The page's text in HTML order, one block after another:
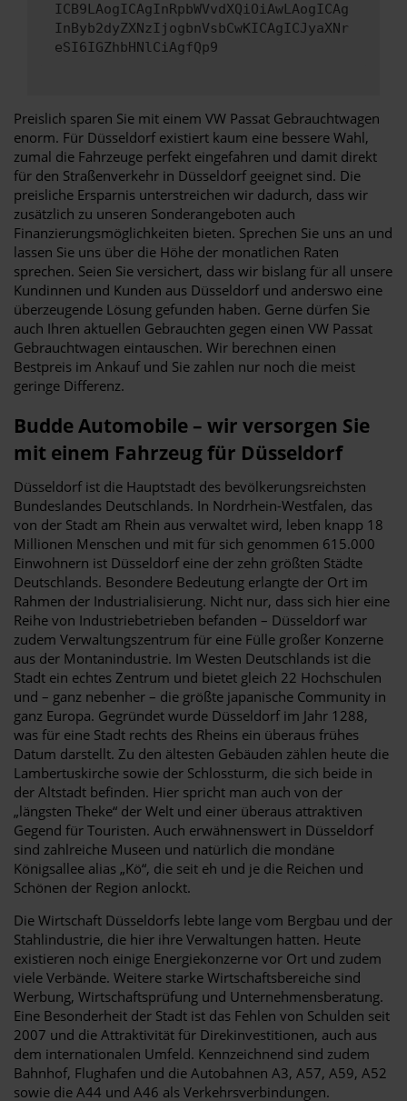
ICB9LAogICAgInRpbWVvdXQiOiAwLAogICAg
InByb2dyZXNzIjogbnVsbCwKICAgICJyaXNr
eSI6IGZhbHNlCiAgfQp9
Preislich sparen Sie mit einem VW Passat Gebrauchtwagen
enorm. Für Düsseldorf existiert kaum eine bessere Wahl,
zumal die Fahrzeuge perfekt eingefahren und damit direkt
für den Straßenverkehr in Düsseldorf geeignet sind. Die
preisliche Ersparnis unterstreichen wir dadurch, dass wir
zusätzlich zu unseren Sonderangeboten auch
Finanzierungsmöglichkeiten bieten. Sprechen Sie uns an und
lassen Sie uns über die Höhe der monatlichen Raten
sprechen. Seien Sie versichert, dass wir bislang für all unsere
Kundinnen und Kunden aus Düsseldorf und anderswo eine
überzeugende Lösung gefunden haben. Gerne dürfen Sie
auch Ihren aktuellen Gebrauchten gegen einen VW Passat
Gebrauchtwagen eintauschen. Wir berechnen einen
Bestpreis im Ankauf und Sie zahlen nur noch die meist
geringe Differenz.
Budde Automobile – wir versorgen Sie
mit einem Fahrzeug für Düsseldorf
Düsseldorf ist die Hauptstadt des bevölkerungsreichsten
Bundeslandes Deutschlands. In Nordrhein-Westfalen, das
von der Stadt am Rhein aus verwaltet wird, leben knapp 18
Millionen Menschen und mit für sich genommen 615.000
Einwohnern ist Düsseldorf eine der zehn größten Städte
Deutschlands. Besondere Bedeutung erlangte der Ort im
Rahmen der Industrialisierung. Nicht nur, dass sich hier eine
Reihe von Industriebetrieben befanden – Düsseldorf war
zudem Verwaltungszentrum für eine Fülle großer Konzerne
aus der Montanindustrie. Im Westen Deutschlands ist die
Stadt ein echtes Zentrum und bietet gleich 22 Hochschulen
und – ganz nebenher – die größte japanische Community in
ganz Europa. Gegründet wurde Düsseldorf im Jahr 1288,
was für eine Stadt rechts des Rheins ein überaus frühes
Datum darstellt. Zu den ältesten Gebäuden zählen heute die
Lambertuskirche sowie der Schlossturm, die sich beide in
der Altstadt befinden. Hier spricht man auch von der
„längsten Theke“ der Welt und einer überaus attraktiven
Gegend für Touristen. Auch erwähnenswert in Düsseldorf
sind zahlreiche Museen und natürlich die mondäne
Königsallee alias „Kö“, die seit eh und je die Reichen und
Schönen der Region anlockt.
Die Wirtschaft Düsseldorfs lebte lange vom Bergbau und der
Stahlindustrie, die hier ihre Verwaltungen hatten. Heute
existieren noch einige Energiekonzerne vor Ort und zudem
viele Verbände. Weitere starke Wirtschaftsbereiche sind
Werbung, Wirtschaftsprüfung und Unternehmensberatung.
Eine Besonderheit der Stadt ist das Fehlen von Schulden seit
2007 und die Attraktivität für Direkinvestitionen, auch aus
dem internationalen Umfeld. Kennzeichnend sind zudem
Bahnhof, Flughafen und die Autobahnen A3, A57, A59, A52
sowie die A44 und A46 als Verkehrsverbindungen.